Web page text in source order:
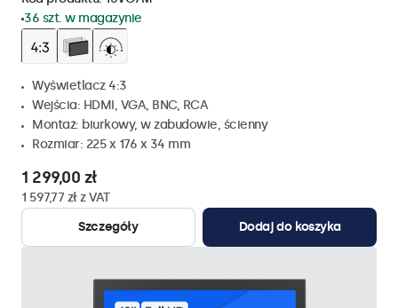
36 szt. w magazynie
Wyświetlacz 4:3
Wejścia: HDMI, VGA, BNC, RCA
Montaż: biurkowy, w zabudowie, ścienny
Rozmiar: 225 x 176 x 34 mm
1 299,00 zł
1 597,77 zł z VAT
Szczegóły
Dodaj do koszyka